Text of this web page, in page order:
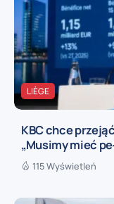
LIÈGE
KBC chce
„Musimy mieć
115 Wyświetleń